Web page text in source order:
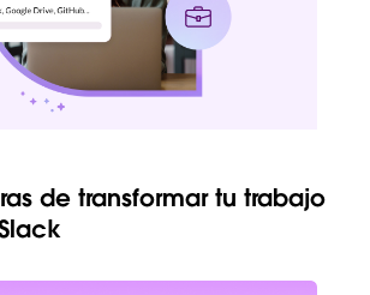
de transformar tu trabajo